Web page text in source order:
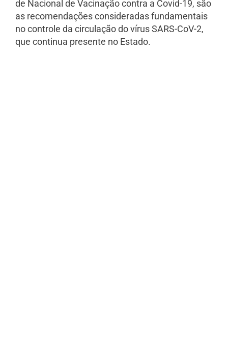
de Nacional de Vacinação contra a Covid-19, são
as recomendações consideradas fundamentais
no controle da circulação do vírus SARS-CoV-2,
que continua presente no Estado.